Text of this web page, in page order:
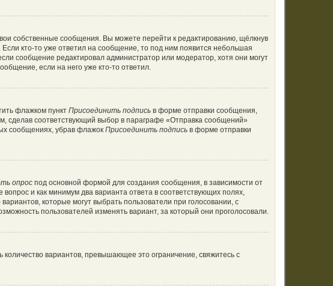
собственные сообщения. Вы можете перейти к редактированию, щёлкнув
кто-то уже ответил на сообщение, то под ним появится небольшая
сообщение редактировал администратор или модератор, хотя они могут
если на него уже кто-то ответил.
флажком пункт Присоединить подпись в форме отправки сообщения,
сделав соответствующий выбор в параграфе «Отправка сообщений»
сообщениях, убрав флажок Присоединить подпись в форме отправки
опрос под основной формой для создания сообщения, в зависимости от
и как минимум два варианта ответа в соответствующих полях,
которые могут выбрать пользователи при голосовании, с
пользователей изменять вариант, за который они проголосовали.
вариантов, превышающее это ограничение, свяжитесь с